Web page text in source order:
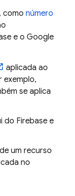
como número
e o Google
aplicada ao
exemplo,
se aplica
do Firebase e
um recurso
no